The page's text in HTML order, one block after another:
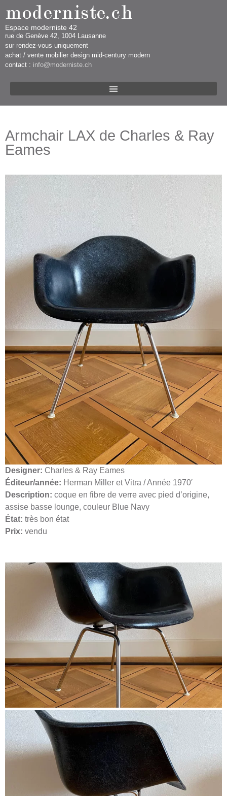
Espace moderniste 42
rue d​​​​e Genève 42, 1004 Lausanne​​
sur rendez-vous uniquement ​​​
​achat / vente mobilier design mid-century modern
contact : info@moderniste.ch
Armchair LAX de Charles & Ray
Eames
Designer: Charles & Ray Eames
Éditeur/année: Herman Miller et Vitra / Année 1970′
Description: ​coque en fibre de verre avec pied d’origine,
assise basse lounge, couleur Blue Navy
État: très bon état
Prix: vendu